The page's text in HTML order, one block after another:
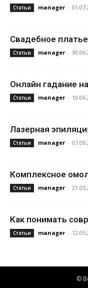
Статьи manager -
Свадебное
Статьи manager -
Онлайн гадание
Статьи manager -
Лазерная
Статьи manager -
Комплексное
Статьи manager -
Как понимать
Статьи manager -
©